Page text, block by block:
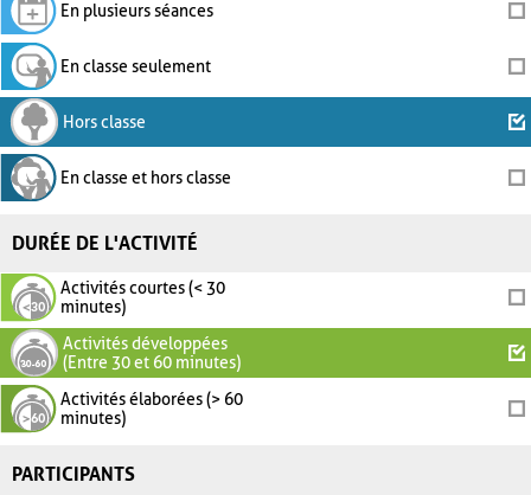
En plusieurs séances
En classe seulement
Hors classe
En classe et hors classe
DURÉE DE L'ACTIVITÉ
Activités courtes (< 30
minutes)
Activités développées
(Entre 30 et 60 minutes)
Activités élaborées (> 60
minutes)
PARTICIPANTS